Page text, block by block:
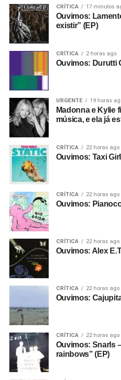
CRÍTICA 17 minutos
Ouvimos:
existir” (EP)
CRÍTICA 2 horas ago
Ouvimos: Durutti
URGENTE 19 horas
Madonna e Kylie
música, e ela já
CRÍTICA 22 horas ago
Ouvimos: Taxi
CRÍTICA 22 horas ago
Ouvimos:
CRÍTICA 22 horas ago
Ouvimos: Alex
CRÍTICA 22 horas ago
Ouvimos:
CRÍTICA 22 horas ago
Ouvimos: Snarls
rainbows” (EP)